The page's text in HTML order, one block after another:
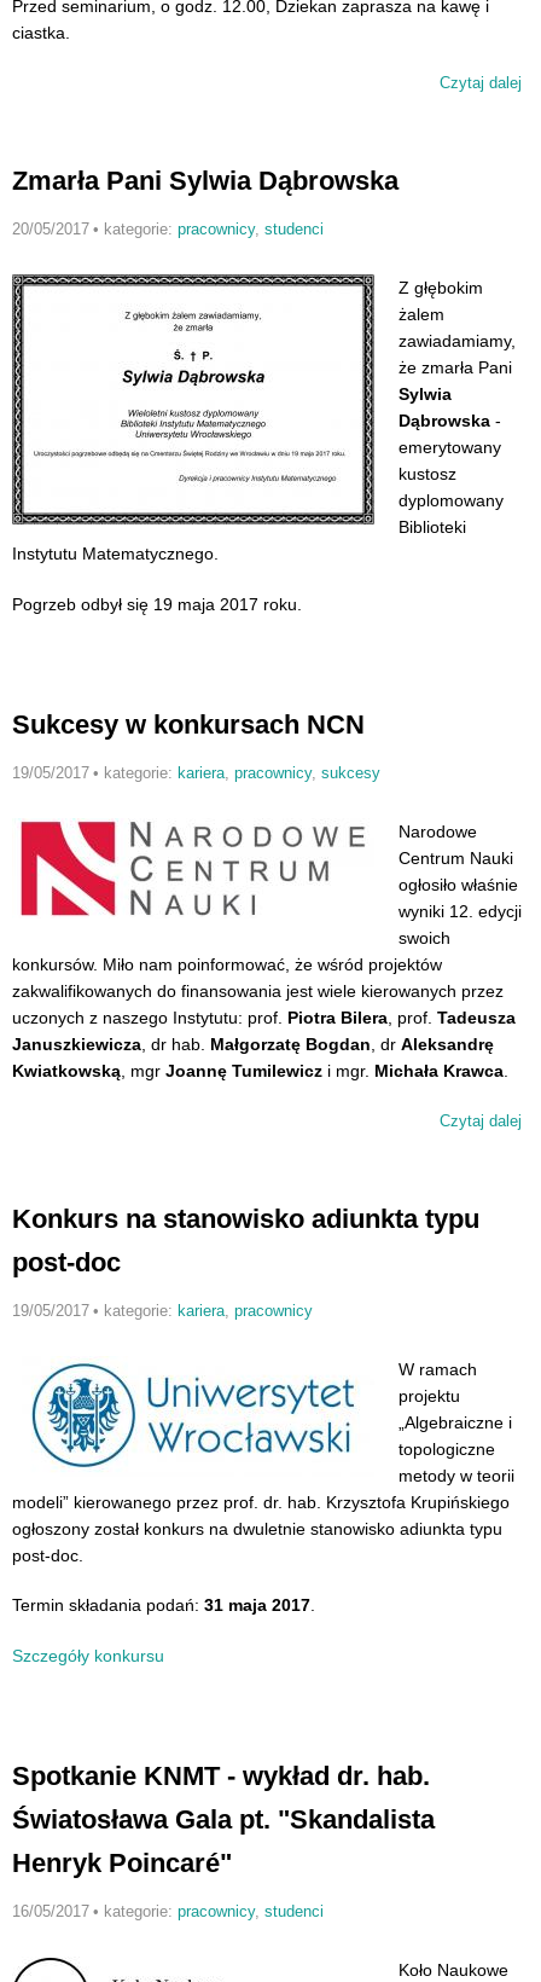
Przed seminarium, o godz. 12.00, Dziekan zaprasza na kawę i
ciastka.
Czytaj dalej
Zmarła Pani Sylwia Dąbrowska
20/05/2017 • kategorie: pracownicy, studenci
Z głębokim
żalem
zawiadamiamy,
że zmarła Pani
Sylwia
Dąbrowska -
emerytowany
kustosz
dyplomowany
Biblioteki
Instytutu Matematycznego.
Pogrzeb odbył się 19 maja 2017 roku.
Sukcesy w konkursach NCN
19/05/2017 • kategorie: kariera, pracownicy, sukcesy
Narodowe
Centrum Nauki
ogłosiło właśnie
wyniki 12. edycji
swoich
konkursów. Miło nam poinformować, że wśród projektów
zakwalifikowanych do finansowania jest wiele kierowanych przez
uczonych z naszego Instytutu: prof. Piotra Bilera , prof. Tadeusza
Januszkiewicza , dr hab. Małgorzatę Bogdan , dr Aleksandrę
Kwiatkowską , mgr Joannę Tumilewicz i mgr. Michała Krawca
Czytaj dalej
Konkurs na stanowisko adiunkta typu
post-doc
19/05/2017 • kategorie: kariera, pracownicy
W ramach
projektu
„Algebraiczne i
topologiczne
metody w teorii
modeli” kierowanego przez prof. dr. hab. Krzysztofa Krupińskiego
ogłoszony został konkurs na dwuletnie stanowisko adiunkta typu
post-doc.
Termin składania podań: 31 maja 2017.
Szczegóły konkursu
Spotkanie KNMT - wykład dr. hab.
Światosława Gala pt. "Skandalista
Henryk Poincaré"
16/05/2017 • kategorie: pracownicy, studenci
Koło Naukowe